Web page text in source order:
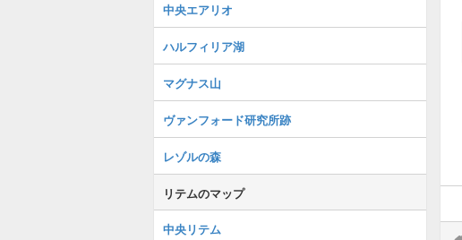
中央エアリオ
ハルフィリア湖
マグナス山
ヴァンフォード研究所跡
レゾルの森
リテムのマップ
中央リテム